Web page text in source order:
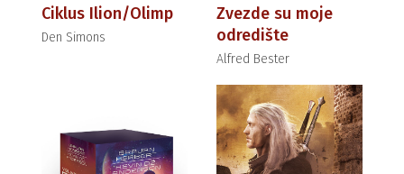
Ciklus Ilion/Olimp
Den Simons
Zvezde su moje
odredište
Alfred Bester